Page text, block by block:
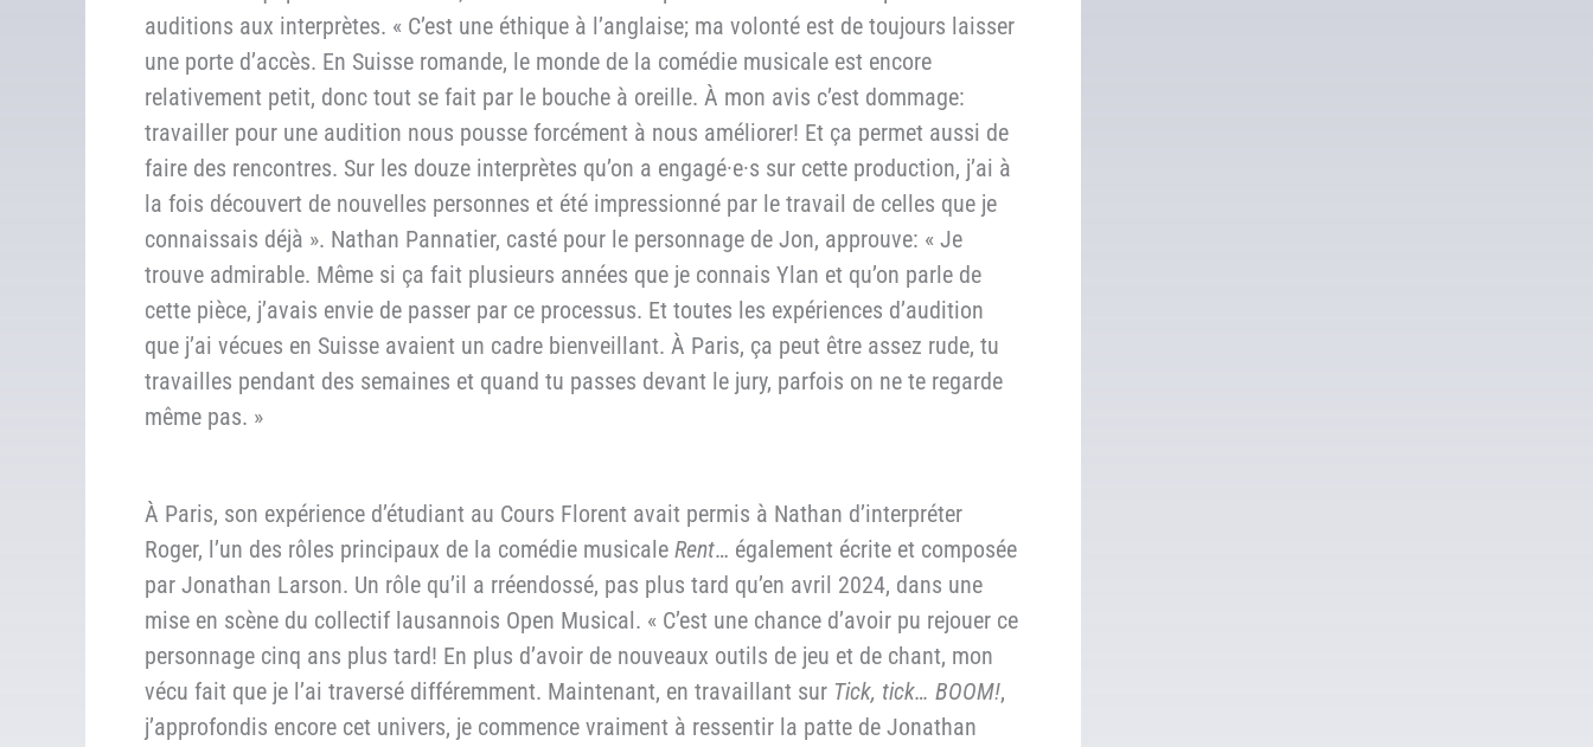
auditions aux interprètes. « C’est une éthique à l’anglaise; ma volonté est de toujours laisser
une porte d’accès. En Suisse romande, le monde de la comédie musicale est encore
relativement petit, donc tout se fait par le bouche à oreille. À mon avis c’est dommage:
travailler pour une audition nous pousse forcément à nous améliorer! Et ça permet aussi de
faire des rencontres. Sur les douze interprètes qu’on a engagé·e·s sur cette production, j’ai à
la fois découvert de nouvelles personnes et été impressionné par le travail de celles que je
connaissais déjà ». Nathan Pannatier, casté pour le personnage de Jon, approuve: « Je
trouve admirable. Même si ça fait plusieurs années que je connais Ylan et qu’on parle de
cette pièce, j’avais envie de passer par ce processus. Et toutes les expériences d’audition
que j’ai vécues en Suisse avaient un cadre bienveillant. À Paris, ça peut être assez rude, tu
travailles pendant des semaines et quand tu passes devant le jury, parfois on ne te regarde
même pas. »
À Paris, son expérience d’étudiant au Cours Florent avait permis à Nathan d’interpréter
Roger, l’un des rôles principaux de la comédie musicale Rent… également écrite et composée
par Jonathan Larson. Un rôle qu’il a rréendossé, pas plus tard qu’en avril 2024, dans une
mise en scène du collectif lausannois Open Musical. « C’est une chance d’avoir pu rejouer ce
personnage cinq ans plus tard! En plus d’avoir de nouveaux outils de jeu et de chant, mon
vécu fait que je l’ai traversé différemment. Maintenant, en travaillant sur Tick, tick… BOOM!,
j’approfondis encore cet univers, je commence vraiment à ressentir la patte de Jonathan